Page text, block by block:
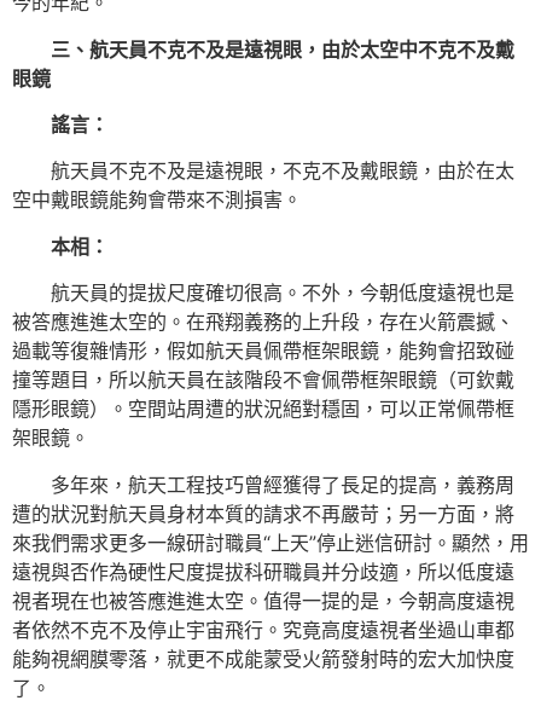
三、航天員不克不及是遠視眼，由於太空中不克不及戴
眼鏡
謠言：
航天員不克不及是遠視眼，不克不及戴眼鏡，由於在太
空中戴眼鏡能夠會帶來不測損害。
本相：
航天員的提拔尺度確切很高。不外，今朝低度遠視也是
被答應進進太空的。在飛翔義務的上升段，存在火箭震撼、
過載等復雜情形，假如航天員佩帶框架眼鏡，能夠會招致碰
撞等題目，所以航天員在該階段不會佩帶框架眼鏡（可欽戴
隱形眼鏡）。空間站周遭的狀況絕對穩固，可以正常佩帶框
架眼鏡。
多年來，航天工程技巧曾經獲得了長足的提高，義務周
遭的狀況對航天員身材本質的請求不再嚴苛；另一方面，將
來我們需求更多一線研討職員“上天”停止迷信研討。顯然，用
遠視與否作為硬性尺度提拔科研職員并分歧適，所以低度遠
視者現在也被答應進進太空。值得一提的是，今朝高度遠視
者依然不克不及停止宇宙飛行。究竟高度遠視者坐過山車都
能夠視網膜零落，就更不成能蒙受火箭發射時的宏大加快度
了。